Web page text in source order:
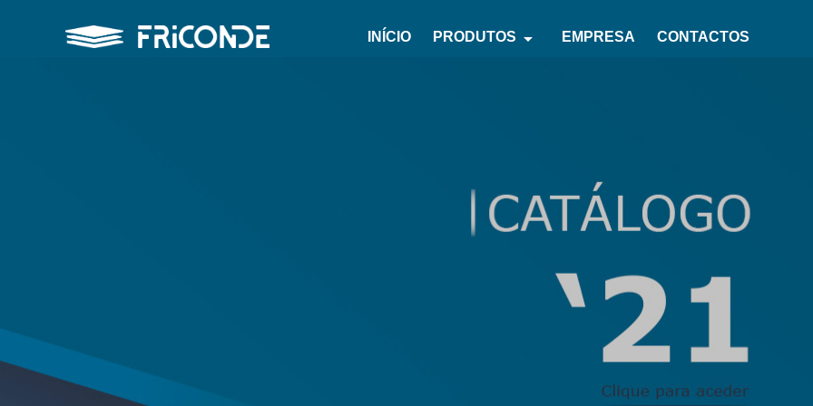
INÍCIO arrow_drop_down
PRODUTOS EMPRESA CONTACTOS